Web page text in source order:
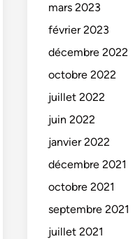
mars 2023
février 2023
décembre 2022
octobre 2022
juillet 2022
juin 2022
janvier 2022
décembre 2021
octobre 2021
septembre 2021
juillet 2021